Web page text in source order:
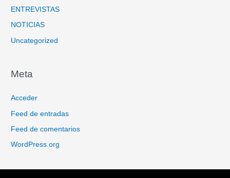
ENTREVISTAS
NOTICIAS
Uncategorized
Meta
Acceder
Feed de entradas
Feed de comentarios
WordPress.org